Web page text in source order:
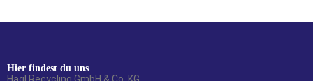
Hier findest du uns